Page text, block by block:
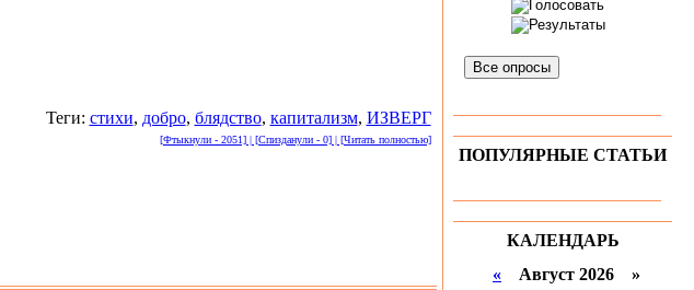
Теги: стихи, добро, блядство, капитализм, ИЗВЕРГ
[Фтыкнули - 2051] | [Спизданули - 0] | [Читать полностью]
Все опросы
ПОПУЛЯРНЫЕ СТАТЬИ
КАЛЕНДАРЬ
« Август 2026 »